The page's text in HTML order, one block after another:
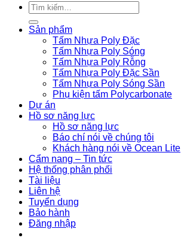
Tìm
kiếm:
Sản phẩm
Tấm Nhựa Poly Đặc
Tấm Nhựa Poly Sóng
Tấm Nhựa Poly Rỗng
Tấm Nhựa Poly Đặc Sần
Tấm Nhựa Poly Sóng Sần
Phụ kiện tấm Polycarbonate
Dự án
Hồ sơ năng lực
Hồ sơ năng lực
Báo chí nói về chúng tôi
Khách hàng nói về Ocean Lite
Cẩm nang – Tin tức
Hệ thống phân phối
Tài liệu
Liên hệ
Tuyển dụng
Bảo hành
Đăng nhập